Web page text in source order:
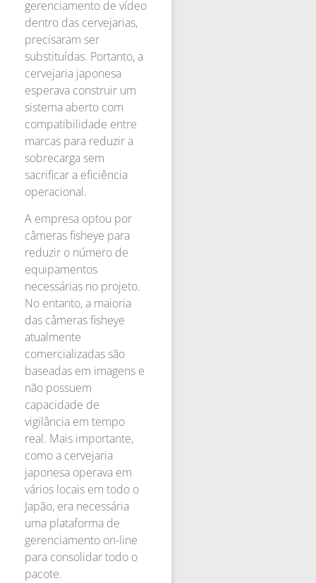
gerenciamento de vídeo
dentro das cervejarias,
precisaram ser
substituídas. Portanto, a
cervejaria japonesa
esperava construir um
sistema aberto com
compatibilidade entre
marcas para reduzir a
sobrecarga sem
sacrificar a eficiência
operacional.
A empresa optou por
câmeras fisheye para
reduzir o número de
equipamentos
necessárias no projeto.
No entanto, a maioria
das câmeras fisheye
atualmente
comercializadas são
baseadas em imagens e
não possuem
capacidade de
vigilância em tempo
real. Mais importante,
como a cervejaria
japonesa operava em
vários locais em todo o
Japão, era necessária
uma plataforma de
gerenciamento on-line
para consolidar todo o
pacote.